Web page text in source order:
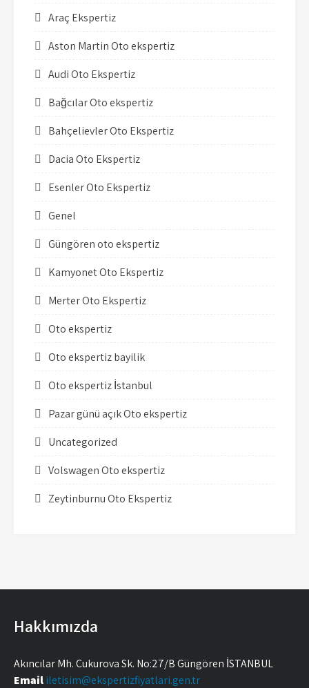
Araç Ekspertiz
Aston Martin Oto ekspertiz
Audi Oto Ekspertiz
Bağcılar Oto ekspertiz
Bahçelievler Oto Ekspertiz
Dacia Oto Ekspertiz
Esenler Oto Ekspertiz
Genel
Güngören oto ekspertiz
Kamyonet Oto Ekspertiz
Merter Oto Ekspertiz
Oto ekspertiz
Oto ekspertiz bayilik
Oto ekspertiz İstanbul
Pazar günü açık Oto ekspertiz
Uncategorized
Volswagen Oto ekspertiz
Zeytinburnu Oto Ekspertiz
Hakkımızda
Akıncılar Mh. Çukurova Sk. No:27/B Güngören İSTANBUL
Emaililetisim@ekspertizfiyatlari.gen.tr